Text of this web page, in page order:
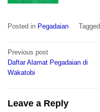
Posted in Pegadaian Tagged
Post
navigation
Previous post
Daftar Alamat Pegadaian di
Wakatobi
Leave a Reply